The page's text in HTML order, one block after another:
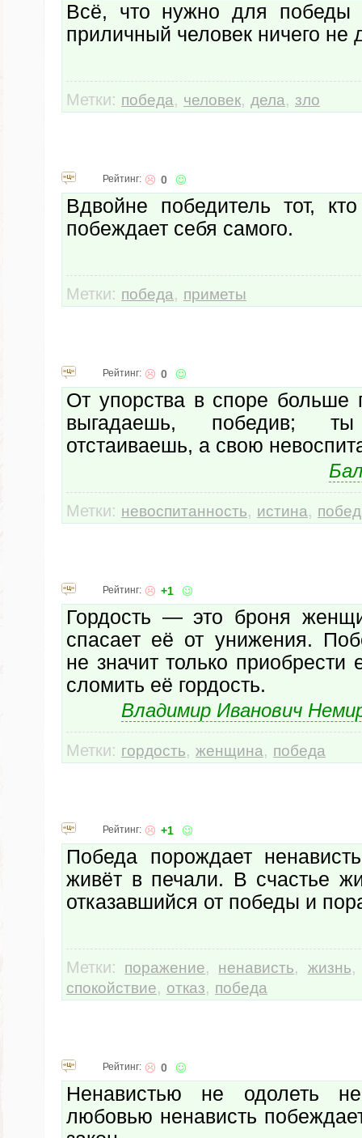
Всё, что нужно для победы
приличный человек ничего не
Метки: победа, человек, дела, зло
Рейтинг: 0
Вдвойне победитель тот,
побеждает себя самого.
Метки: победа, приметы
Рейтинг: 0
От упорства в споре больше
выгадаешь, победив;
отстаиваешь, а свою
Метки: невоспитанность, истина,
Рейтинг: +1
Гордость — это броня
спасает её от унижения.
не значит только
сломить её гордость.
Владимир Иванович
Метки: гордость, женщина, победа
Рейтинг: +1
Победа порождает
живёт в печали. В счастье
отказавшийся от победы и
Метки: поражение, ненависть, жизнь
спокойствие, отказ, победа
Рейтинг: 0
Ненавистью не одолеть
любовью ненависть